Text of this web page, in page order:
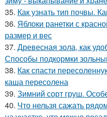
35. Как узнать тип почвы.
36. Яблоки ранетки с
размер и вес
37. Древесная зола, как
Способы подкормки
38. Как спасти
каша пересолена
39. Зимний сорт груш.
40. Что нельзя сажать